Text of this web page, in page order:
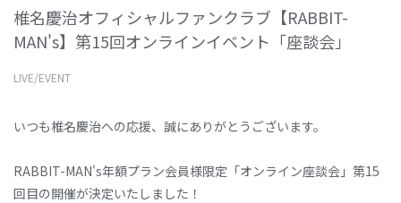
椎名慶治オフィシャルファンクラブ【RABBIT-
MAN's】第15回オンラインイベント「座談会」
LIVE/EVENT
いつも椎名慶治への応援、誠にありがとうございます。
RABBIT-MAN's年額プラン会員様限定「オンライン座談会」第15
回目の開催が決定いたしました！